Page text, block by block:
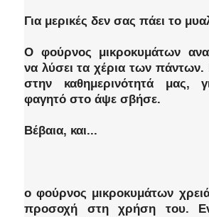
Για μερικές δεν σας πάει το
Ο φούρνος μικροκυμάτων
να λύσει τα χέρια των πάντων.
στην καθημερινότητά μας,
φαγητό στο άψε σβήσε.
Βέβαια, και...
ο φούρνος μικροκυμάτων
προσοχή στη χρήση του.